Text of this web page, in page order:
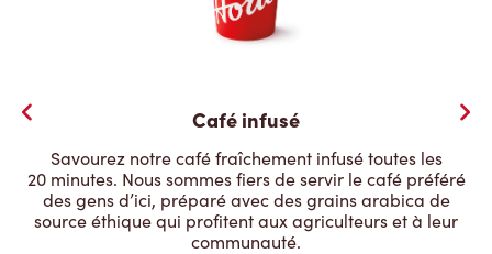
Café infusé
Savourez notre café fraîchement infusé toutes les
20 minutes. Nous sommes fiers de servir le café préféré
des gens d’ici, préparé avec des grains arabica de
source éthique qui profitent aux agriculteurs et à leur
communauté.